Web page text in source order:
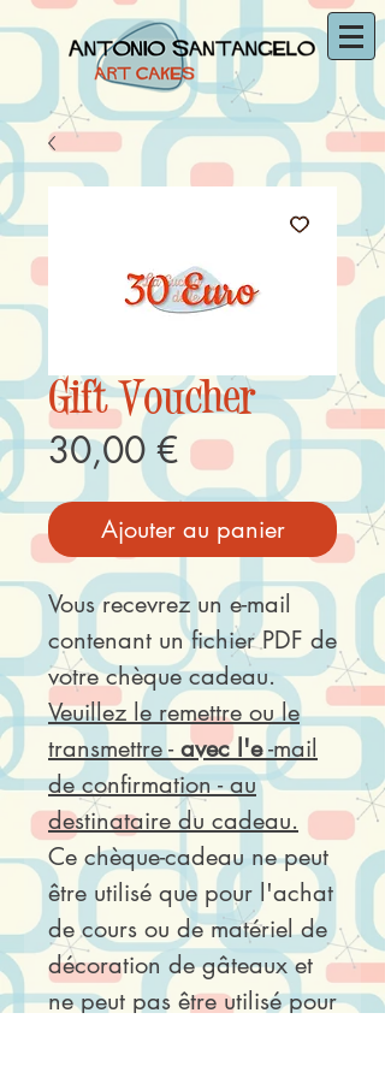
Gift Voucher
30,00 €Prix
Ajouter au panier
Vous recevrez un e-mail
contenant un fichier PDF de
votre chèque cadeau.
Veuillez le remettre ou le
transmettre -avec l'e-mail
de confirmation - au
destinataire du cadeau.
Ce chèque-cadeau ne peut
être utilisé que pour l'achat
de cours ou de matériel de
décoration de gâteaux et
ne peut pas être utilisé pour